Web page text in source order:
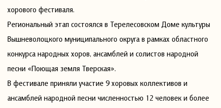
хорового фестиваля.
Региональный этап состоялся в Терелесовском Доме культуры
Вышневолоцкого муниципального округа в рамках областного
конкурса народных хоров, ансамблей и солистов народной
песни «Поющая земля Тверская».
В фестивале приняли участие 9 хоровых коллективов и
ансамблей народной песни численностью 12 человек и более